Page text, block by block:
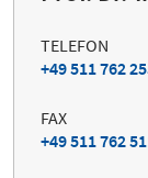
TELEFON
+49 511 762
FAX
+49 511 762